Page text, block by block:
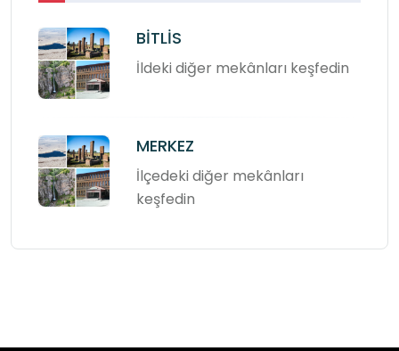
BİTLİS
İldeki diğer mekânları keşfedin
MERKEZ
İlçedeki diğer mekânları
keşfedin